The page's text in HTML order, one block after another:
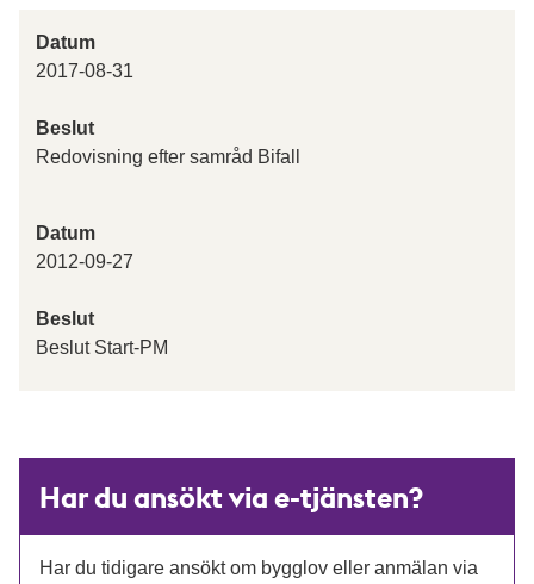
Datum
2017-08-31
Beslut
Redovisning efter samråd Bifall
Datum
2012-09-27
Beslut
Beslut Start-PM
Har du ansökt via e-tjänsten?
Har du tidigare ansökt om bygglov eller anmälan via